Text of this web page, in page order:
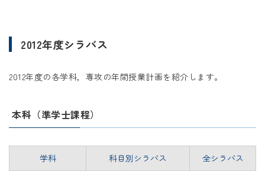
2012年度シラバス
2012年度の各学科，専攻の年間授業計画を紹介します。
本科（準学士課程）
学科 科目別シラバス 全シラバス